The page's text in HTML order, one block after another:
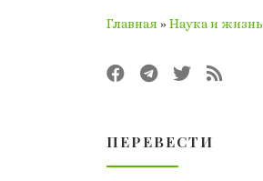
Главная »Наука и жизнь
ПЕРЕВЕСТИ